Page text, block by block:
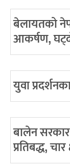
बेलायतको
आकर्षण,
युवा
बालेन
प्रतिबद्ध,